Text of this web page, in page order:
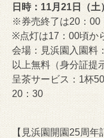
日時：11月21日（
※券売終了は20：00
※点灯は17：00頃か
会場：見浜園入園料
以上無料（身分証提
呈茶サービス：1杯
20：30
【見浜園開園25周年